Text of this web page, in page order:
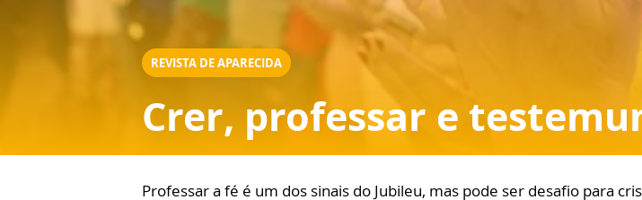
REVISTA DE APARECIDA
Crer, professar e
Professar a fé é um dos sinais do Jubileu, mas pode ser desafio para